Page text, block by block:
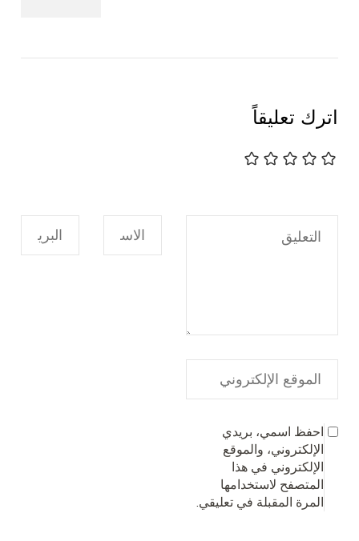
اترك تعليقاً
احفظ اسمي، بريدي
الإلكتروني، والموقع
الإلكتروني في هذا
المتصفح لاستخدامها
المرة المقبلة في تعليقي.